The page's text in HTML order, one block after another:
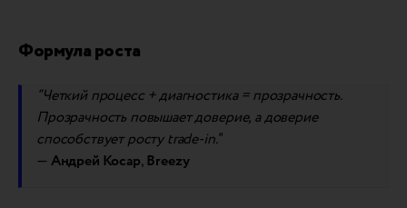
Формула роста
“Четкий процесс + диагностика = прозрачность.
Прозрачность повышает доверие, а доверие
способствует росту trade-in.”
— Андрей Косар, Breezy